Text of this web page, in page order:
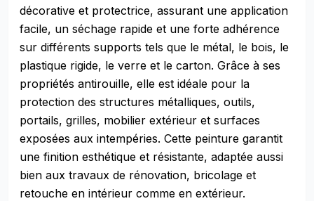
décorative et protectrice, assurant une application
facile, un séchage rapide et une forte adhérence
sur différents supports tels que le métal, le bois, le
plastique rigide, le verre et le carton. Grâce à ses
propriétés antirouille, elle est idéale pour la
protection des structures métalliques, outils,
portails, grilles, mobilier extérieur et surfaces
exposées aux intempéries. Cette peinture garantit
une finition esthétique et résistante, adaptée aussi
bien aux travaux de rénovation, bricolage et
retouche en intérieur comme en extérieur.